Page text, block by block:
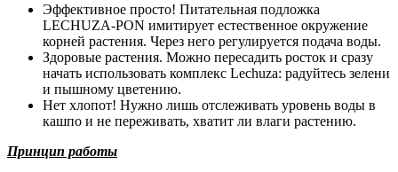
Эффективное просто! Питательная подложка
LECHUZA-PON имитирует естественное окружение
корней растения. Через него регулируется подача воды.
Здоровые растения. Можно пересадить росток и сразу
начать использовать комплекс Lechuza: радуйтесь зелени
и пышному цветению.
Нет хлопот! Нужно лишь отслеживать уровень воды в
кашпо и не переживать, хватит ли влаги растению.
Принцип работы